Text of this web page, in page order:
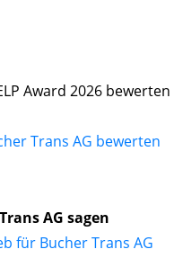
Award 2026 bewerten
Trans AG bewerten
AG sagen
für Bucher Trans AG